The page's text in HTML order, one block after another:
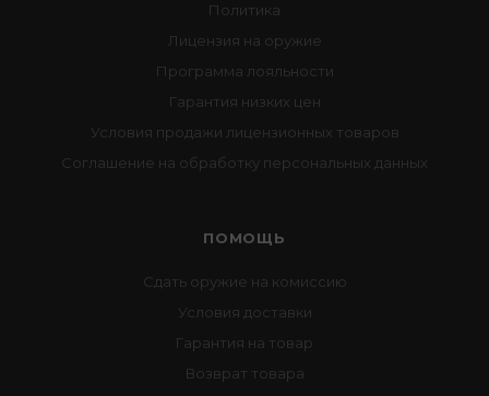
Политика
Лицензия на оружие
Программа лояльности
Гарантия низких цен
Условия продажи лицензионных товаров
Соглашение на обработку персональных данных
ПОМОЩЬ
Сдать оружие на комиссию
Условия доставки
Гарантия на товар
Возврат товара